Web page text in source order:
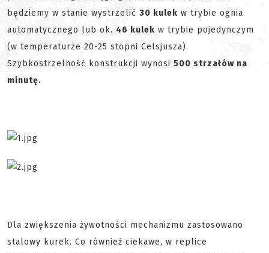
będziemy w stanie wystrzelić 30 kulek w trybie ognia
automatycznego lub ok. 46 kulek w trybie pojedynczym
(w temperaturze 20-25 stopni Celsjusza).
Szybkostrzelność konstrukcji wynosi 500 strzałów na
minutę.
Dla zwiększenia żywotności mechanizmu zastosowano
stalowy kurek. Co również ciekawe, w replice